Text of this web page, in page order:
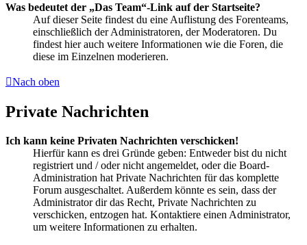
Was bedeutet der „Das Team“-Link auf der Startseite?
Auf dieser Seite findest du eine Auflistung des Forenteams,
einschließlich der Administratoren, der Moderatoren. Du
findest hier auch weitere Informationen wie die Foren, die
diese im Einzelnen moderieren.
Nach oben
Private Nachrichten
Ich kann keine Privaten Nachrichten verschicken!
Hierfür kann es drei Gründe geben: Entweder bist du nicht
registriert und / oder nicht angemeldet, oder die Board-
Administration hat Private Nachrichten für das komplette
Forum ausgeschaltet. Außerdem könnte es sein, dass der
Administrator dir das Recht, Private Nachrichten zu
verschicken, entzogen hat. Kontaktiere einen Administrator,
um weitere Informationen zu erhalten.